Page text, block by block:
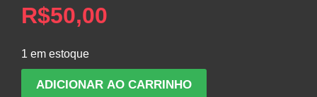
R$50,00
1 em estoque
ADICIONAR AO CARRINHO